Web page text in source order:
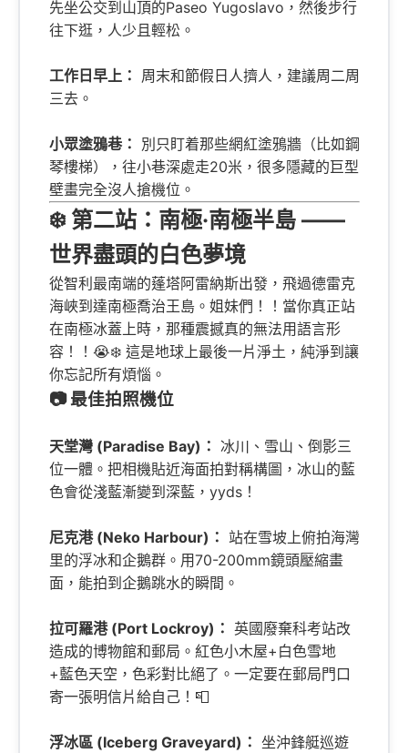
先坐公交到山頂的Paseo Yugoslavo，然後步行
往下逛，人少且輕松。
工作日早上： 周末和節假日人擠人，建議周二周
三去。
小眾塗鴉巷： 別只盯着那些網紅塗鴉牆（比如鋼
琴樓梯），往小巷深處走20米，很多隱藏的巨型
壁畫完全沒人搶機位。
❄️ 第二站：南極·南極半島 ——
世界盡頭的白色夢境
從智利最南端的蓬塔阿雷納斯出發，飛過德雷克
海峽到達南極喬治王島。姐妹們！！當你真正站
在南極冰蓋上時，那種震撼真的無法用語言形
容！！😭❄️ 這是地球上最後一片淨土，純淨到讓
你忘記所有煩惱。
📷 最佳拍照機位
天堂灣 (Paradise Bay)： 冰川、雪山、倒影三
位一體。把相機貼近海面拍對稱構圖，冰山的藍
色會從淺藍漸變到深藍，yyds！
尼克港 (Neko Harbour)： 站在雪坡上俯拍海灣
里的浮冰和企鵝群。用70-200mm鏡頭壓縮畫
面，能拍到企鵝跳水的瞬間。
拉可羅港 (Port Lockroy)： 英國廢棄科考站改
造成的博物館和郵局。紅色小木屋+白色雪地
+藍色天空，色彩對比絕了。一定要在郵局門口
寄一張明信片給自己！📮
浮冰區 (Iceberg Graveyard)： 坐沖鋒艇巡遊